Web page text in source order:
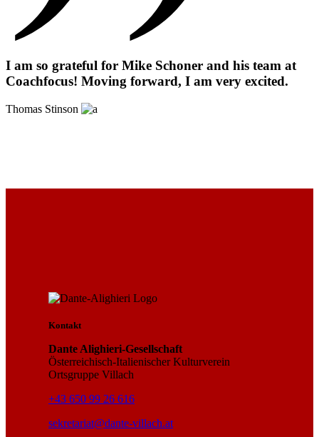
I am so grateful for Mike Schoner and his team at
Coachfocus! Moving forward, I am very excited.
Thomas Stinson
Kontakt
Dante Alighieri-Gesellschaft
Österreichisch-Italienischer Kulturverein
Ortsgruppe Villach
+43 650 99 26 616
sekretariat@dante-villach.at